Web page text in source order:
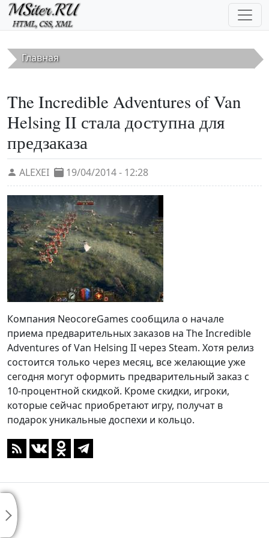
Перейти к основному содержанию
Главная
The Incredible Adventures of Van
Helsing II стала доступна для
предзаказа
ALEXEI 19/04/2014 - 12:28
Компания NeocoreGames сообщила о начале
приема предварительных заказов на The Incredible
Adventures of Van Helsing II через Steam. Хотя релиз
состоится только через месяц, все желающие уже
сегодня могут оформить предварительный заказ с
10-процентной скидкой. Кроме скидки, игроки,
которые сейчас приобретают игру, получат в
подарок уникальные доспехи и кольцо.